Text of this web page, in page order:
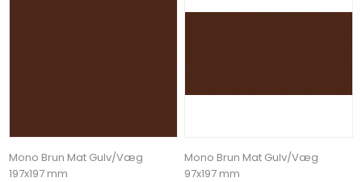
Mono Brun Mat Gulv/Væg
197x197 mm
Mono Brun Mat Gulv/Væg
97x197 mm